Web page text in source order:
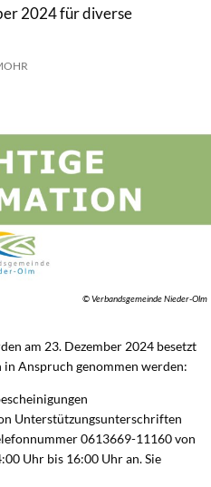
2024 für diverse
© Verbandsgemeinde Nieder-Olm
am 23. Dezember 2024 besetzt
in Anspruch genommen werden:
Unterstützungsunterschriften
0613669-11160 von
Uhr bis 16:00 Uhr an. Sie